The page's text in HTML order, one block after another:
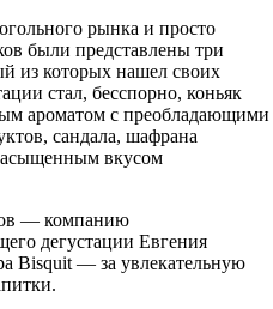
рынка и просто
были представлены три
из которых нашел своих
стал, бесспорно, коньяк
ароматом с преобладающими
сандала, шафрана
вкусом
— компанию
дегустации Евгения
Bisquit — за увлекательную